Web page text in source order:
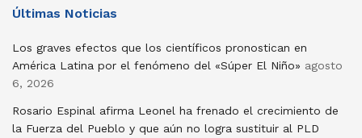
Últimas Noticias
Los graves efectos que los científicos pronostican en
América Latina por el fenómeno del «Súper El Niño» agosto
6, 2026
Rosario Espinal afirma Leonel ha frenado el crecimiento de
la Fuerza del Pueblo y que aún no logra sustituir al PLD